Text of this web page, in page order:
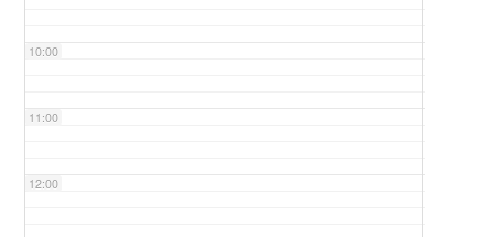
10:00
11:00
12:00